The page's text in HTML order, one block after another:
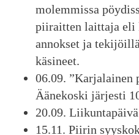
molemmissa
piiraitten laittaja
annokset ja tekijöillä
käsineet.
06.09. ”Karjalainen
Äänekoski järjesti
20.09.
15.11. Piirin